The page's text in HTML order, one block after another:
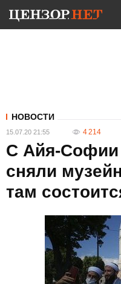
НОВОСТИ
15.07.20 21:55 4 214
С Айя-Софии
сняли
там